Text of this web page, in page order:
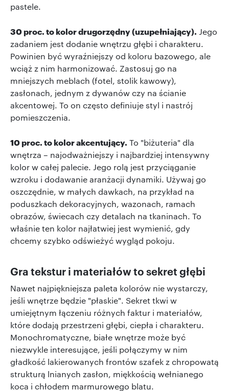
pastele.
30 proc. to kolor drugorzędny (uzupełniający). Jego
zadaniem jest dodanie wnętrzu głębi i charakteru.
Powinien być wyraźniejszy od koloru bazowego, ale
wciąż z nim harmonizować. Zastosuj go na
mniejszych meblach (fotel, stolik kawowy),
zasłonach, jednym z dywanów czy na ścianie
akcentowej. To on często definiuje styl i nastrój
pomieszczenia.
10 proc. to kolor akcentujący. To "biżuteria" dla
wnętrza – najodważniejszy i najbardziej intensywny
kolor w całej palecie. Jego rolą jest przyciąganie
wzroku i dodawanie aranżacji dynamiki. Używaj go
oszczędnie, w małych dawkach, na przykład na
poduszkach dekoracyjnych, wazonach, ramach
obrazów, świecach czy detalach na tkaninach. To
właśnie ten kolor najłatwiej jest wymienić, gdy
chcemy szybko odświeżyć wygląd pokoju.
Gra tekstur i materiałów to sekret głębi
Nawet najpiękniejsza paleta kolorów nie wystarczy,
jeśli wnętrze będzie "płaskie". Sekret tkwi w
umiejętnym łączeniu różnych faktur i materiałów,
które dodają przestrzeni głębi, ciepła i charakteru.
Monochromatyczne, białe wnętrze może być
niezwykle interesujące, jeśli połączymy w nim
gładkość lakierowanych frontów szafek z chropowatą
strukturą lnianych zasłon, miękkością wełnianego
koca i chłodem marmurowego blatu.